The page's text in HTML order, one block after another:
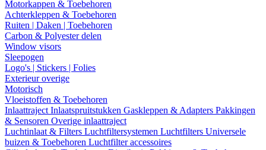
Motorkappen & Toebehoren
Achterkleppen & Toebehoren
Ruiten | Daken | Toebehoren
Carbon & Polyester delen
Window visors
Sleepogen
Logo's | Stickers | Folies
Exterieur overige
Motorisch
Vloeistoffen & Toebehoren
Inlaattraject Inlaatspruitstukken Gaskleppen & Adapters Pakkingen
& Sensoren Overige inlaattraject
Luchtinlaat & Filters Luchtfiltersystemen Luchtfilters Universele
buizen & Toebehoren Luchtfilter accessoires